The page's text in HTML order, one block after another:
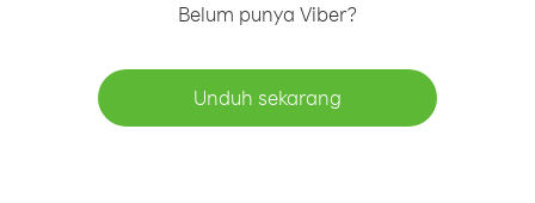
Belum punya Viber?
Unduh sekarang